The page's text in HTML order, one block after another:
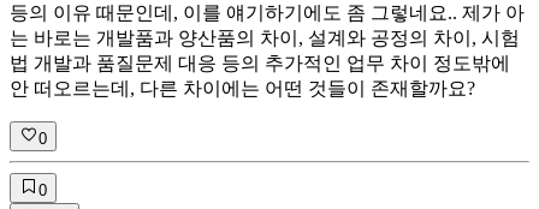
등의 이유 때문인데, 이를 얘기하기에도 좀 그렇네요.. 제가 아
는 바로는 개발품과 양산품의 차이, 설계와 공정의 차이, 시험
법 개발과 품질문제 대응 등의 추가적인 업무 차이 정도밖에
안 떠오르는데, 다른 차이에는 어떤 것들이 존재할까요?
0
0